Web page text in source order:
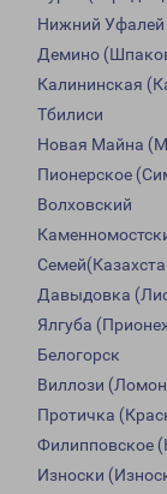
Нижний Уфалей
Демино
Калининская
Тбилиси
Новая Майна
Пионерское
Волховский
Давыдовка
Ялгуба
Белогорск
Виллози
Протичка
Филипповское
Износки